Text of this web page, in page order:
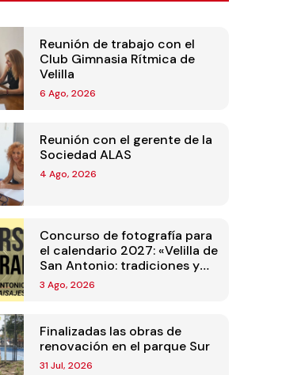
Reunión de trabajo con el
Club Gimnasia Rítmica de
Velilla
6 Ago, 2026
Reunión con el gerente de la
Sociedad ALAS
4 Ago, 2026
Concurso de fotografía para
el calendario 2027: «Velilla de
San Antonio: tradiciones y
paisajes»
3 Ago, 2026
Finalizadas las obras de
renovación en el parque Sur
31 Jul, 2026